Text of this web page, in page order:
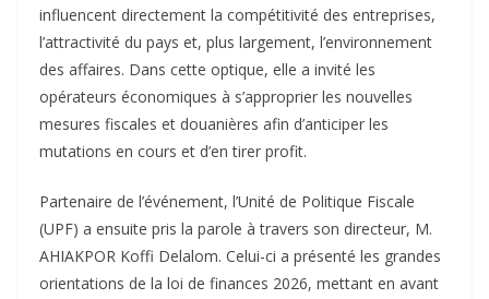
influencent directement la compétitivité des entreprises,
l’attractivité du pays et, plus largement, l’environnement
des affaires. Dans cette optique, elle a invité les
opérateurs économiques à s’approprier les nouvelles
mesures fiscales et douanières afin d’anticiper les
mutations en cours et d’en tirer profit.
Partenaire de l’événement, l’Unité de Politique Fiscale
(UPF) a ensuite pris la parole à travers son directeur, M.
AHIAKPOR Koffi Delalom. Celui-ci a présenté les grandes
orientations de la loi de finances 2026, mettant en avant